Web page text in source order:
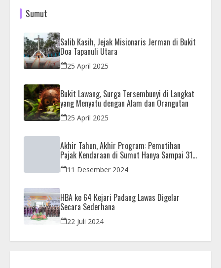
Sumut
Salib Kasih, Jejak Misionaris Jerman di Bukit
Doa Tapanuli Utara
25 April 2025
Bukit Lawang, Surga Tersembunyi di Langkat
yang Menyatu dengan Alam dan Orangutan
25 April 2025
Akhir Tahun, Akhir Program: Pemutihan
Pajak Kendaraan di Sumut Hanya Sampai 31
Desember
11 Desember 2024
HBA ke 64 Kejari Padang Lawas Digelar
Secara Sederhana
22 Juli 2024